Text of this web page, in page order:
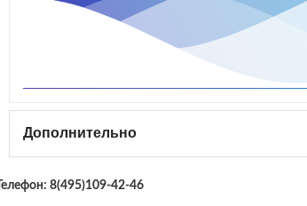
Дополнительно
Телефон: 8(495)109-42-46